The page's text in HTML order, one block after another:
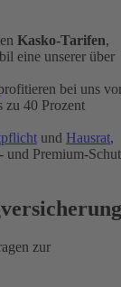
Kasko-Tarifen,
eine unserer über
bei uns
zu 40 Prozent
und Hausrat,
und Premium-
zur